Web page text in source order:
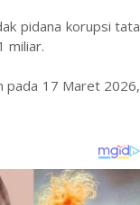
pidana korupsi tata
miliar.
pada 17 Maret 2026,